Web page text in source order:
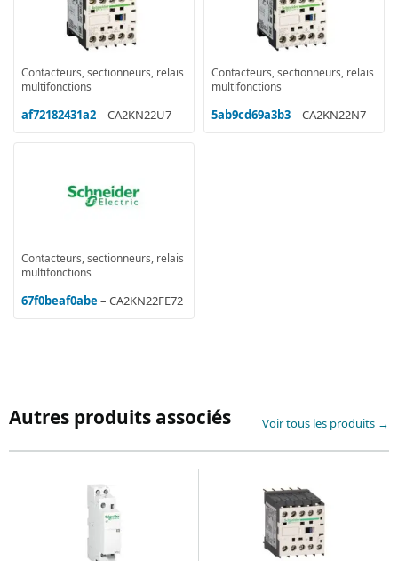
Contacteurs, sectionneurs, relais
multifonctions
af72182431a2– CA2KN22U7
Contacteurs, sectionneurs, relais
multifonctions
5ab9cd69a3b3– CA2KN22N7
Contacteurs, sectionneurs, relais
multifonctions
67f0beaf0abe– CA2KN22FE72
Autres produits associés Voir tous les produits →